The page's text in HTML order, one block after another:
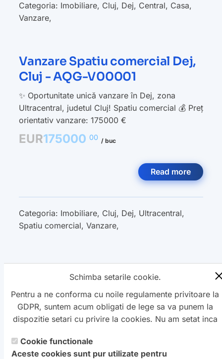
Categoria: Imobiliare, Cluj, Dej, Central, Casa,
Vanzare,
Vanzare Spatiu comercial Dej,
Cluj - AQG-V00001
✨ Oportunitate unică vanzare în Dej, zona
Ultracentral, judetul Cluj! Spatiu comercial 💰 Preț
orientativ vanzare: 175000 €
EUR175000 00 / buc
Read more
Categoria: Imobiliare, Cluj, Dej, Ultracentral,
Spatiu comercial, Vanzare,
1 2 3 4 5
Copyright ©Petro&
profesionale de creareWebNou. Hai la noi !
Schimba setarile cookie.
Pentru a ne conforma cu noile regulamente privitoare la
GDPR, suntem acum obligati de lege sa va punem la
dispozitie setari cu privire la cookies. Nu am setat inca
schimbati aceste setari mai tarziu, va punem la
dispozitie un buton in coltul de jos al paginii. In orice
Cookie functionale
Aceste cookies sunt pur utilizate pentru